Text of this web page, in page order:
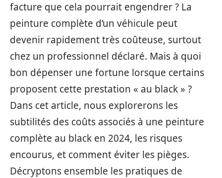
facture que cela pourrait engendrer ? La
peinture complète d’un véhicule peut
devenir rapidement très coûteuse, surtout
chez un professionnel déclaré. Mais à quoi
bon dépenser une fortune lorsque certains
proposent cette prestation « au black » ?
Dans cet article, nous explorerons les
subtilités des coûts associés à une peinture
complète au black en 2024, les risques
encourus, et comment éviter les pièges.
Décryptons ensemble les pratiques de